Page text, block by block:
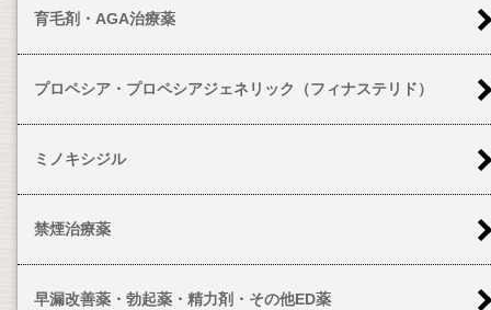
育毛剤・AGA治療薬
プロペシア・プロペシアジェネリック（フィナステリド）
ミノキシジル
禁煙治療薬
早漏改善薬・勃起薬・精力剤・その他ED薬